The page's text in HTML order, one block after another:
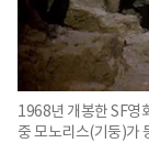
1968년 개봉한 SF영
중 모노리스(기둥)가